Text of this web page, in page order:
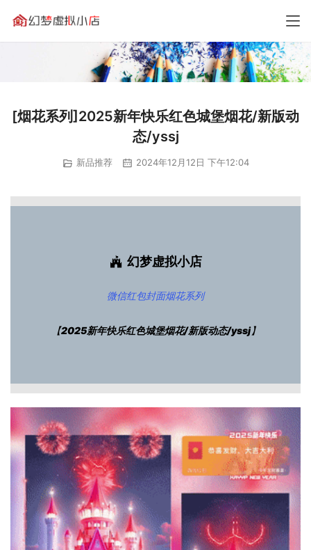
[烟花系列]2025新年快乐红色城堡烟花/新版动
态/yssj
新品推荐 2024年12月12日 下午12:04
幻梦虚拟小店
微信红包封面烟花系列
【2025新年快乐红色城堡烟花/新版动态/yssj】